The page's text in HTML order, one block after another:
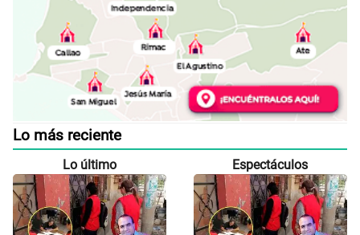
Lo más reciente
Lo último Espectáculos